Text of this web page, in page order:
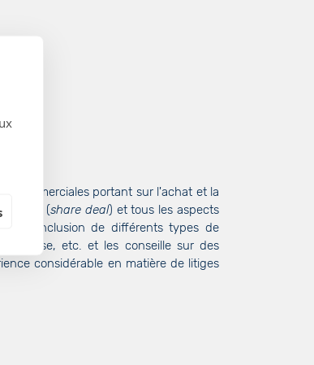
commerciales portant sur l'achat et la
(share deal) et tous les aspects
la conclusion de différents types de
etc. et les conseille sur des
considérable en matière de litiges